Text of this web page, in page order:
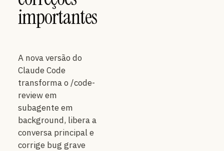
importantes
A nova versão do
Claude Code
transforma o /code-
review em
subagente em
background, libera a
conversa principal e
corrige bug grave